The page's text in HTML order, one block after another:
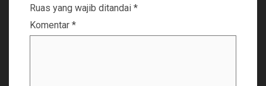
Ruas yang wajib ditandai *
Komentar *